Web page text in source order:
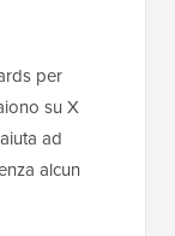
per
su X
ad
alcun